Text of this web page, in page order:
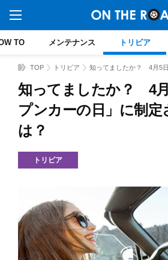
TO メンテナンス トリビア
TOP トリビア
知ってましたか？ 4
プンカーの日」に制定
は？
トリビア